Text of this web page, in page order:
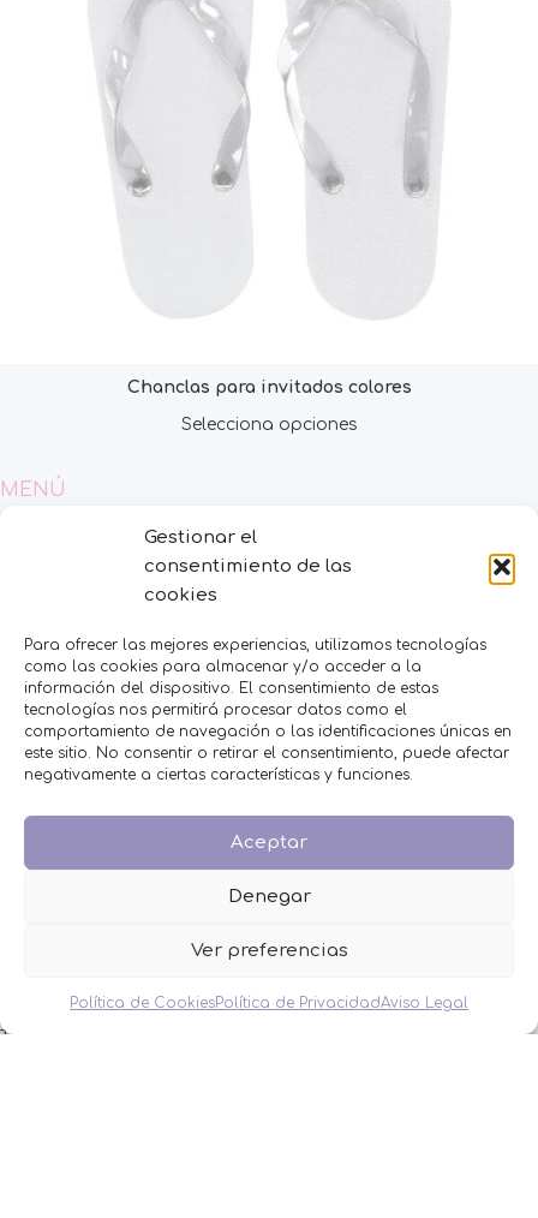
Gestionar el
consentimiento de las
cookies
Para ofrecer las mejores experiencias, utilizamos tecnologías
como las cookies para almacenar y/o acceder a la
información del dispositivo. El consentimiento de estas
tecnologías nos permitirá procesar datos como el
comportamiento de navegación o las identificaciones únicas en
este sitio. No consentir o retirar el consentimiento, puede afectar
negativamente a ciertas características y funciones.
Aceptar
Denegar
Ver preferencias
Política de CookiesPolítica de PrivacidadAviso Legal
Chanclas para invitados colores
Selecciona opciones
MENÚ
Contacto
CATEGORÍAS
BAUTIZO
BODA
HOMBRES
OTROS EVENTOS
THE FRUIT COMPANY